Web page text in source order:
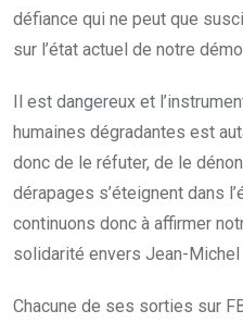
défiance qui ne peut que
sur l’état actuel de notre
Il est dangereux et
humaines dégradantes est
donc de le réfuter, de le
dérapages s’éteignent dans
continuons donc à affirmer
solidarité envers Jean-Michel
Chacune de ses sorties sur